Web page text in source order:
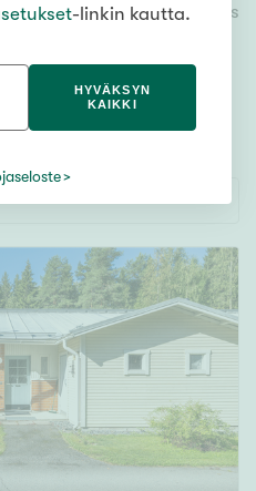
€ / kk
auttaa sinua kenties
Katso alta kaikki
Hyödynnä myös
jonka avulla löydät omien
-linkin kautta.
HYVÄKSYN
KAIKKI